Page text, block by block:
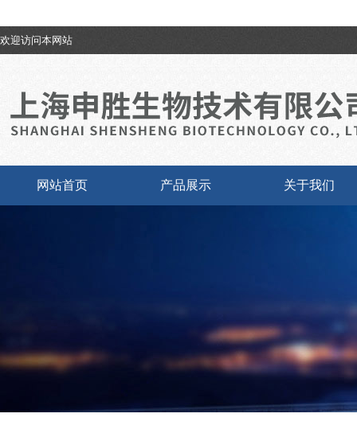
欢迎访问本网站
网站首页 产品展示 关于我们